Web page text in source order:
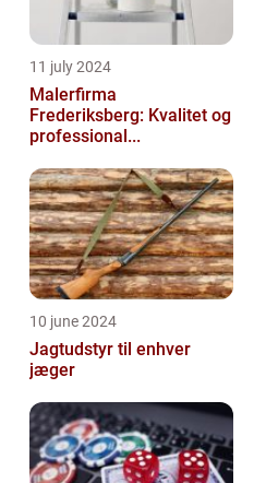
11 july 2024
Malerfirma
Frederiksberg: Kvalitet og
professional...
10 june 2024
Jagtudstyr til enhver
jæger